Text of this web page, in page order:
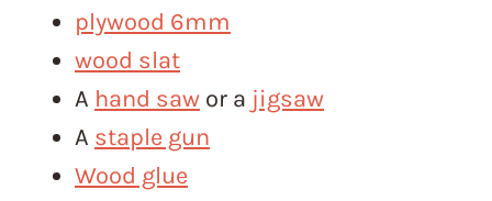
plywood 6mm
wood slat
A hand saw or a jigsaw
A staple gun
Wood glue